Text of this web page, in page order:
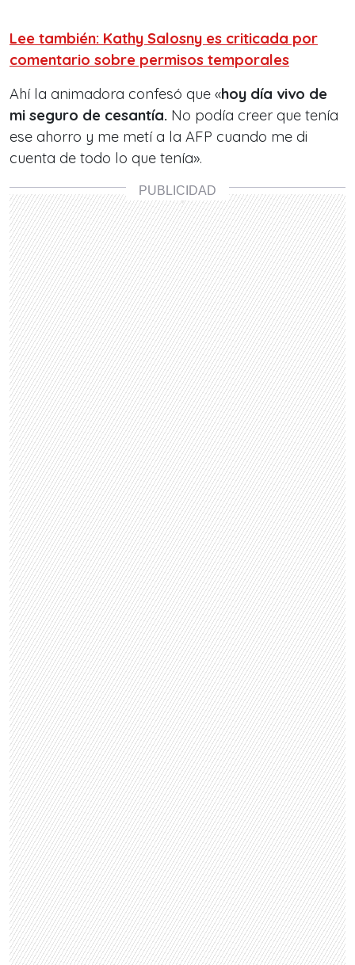
Lee también: Kathy Salosny es criticada por
comentario sobre permisos temporales
Ahí la animadora confesó que «hoy día vivo de
mi seguro de cesantía. No podía creer que tenía
ese ahorro y me metí a la AFP cuando me di
cuenta de todo lo que tenía».